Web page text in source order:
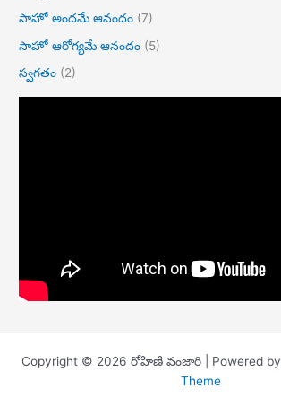
సాహో అందమే ఆనందం (7)
సాహో ఆరోగ్యమే ఆనందం (5)
స్వగతం (2)
Copyright © 2026 రోహిణి వంజారి | Powered by
Theme